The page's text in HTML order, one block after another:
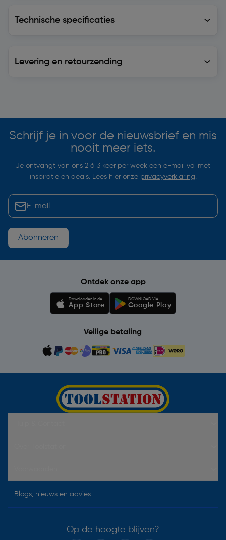
Technische specificaties
Levering en retourzending
Schrijf je in voor de nieuwsbrief en mis
nooit meer iets.
Je ontvangt van ons 2 à 3 keer per week een e-mail vol met
inspiratie en deals. Lees hier onze privacyverklaring.
Abonneren
Ontdek onze app
Downloaden in de
App Store
DOWNLOAD VIA
Google Play
Veilige betaling
Blogs, nieuws en advies
Op de hoogte blijven?